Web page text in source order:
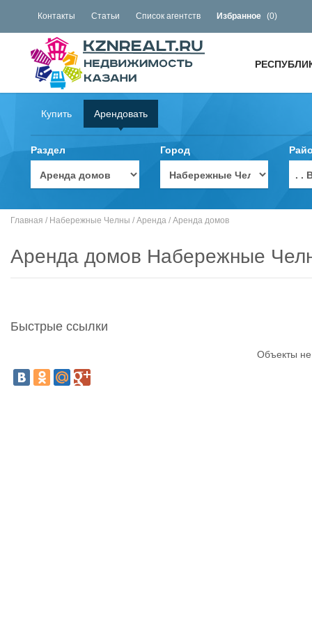
Контакты Статьи Список агентств Избранное (0)
Купить Арендовать
Раздел Город
. .
Главная / Набережные Челны / Аренда / Аренда домов
Аренда домов Набережные
Быстрые ссылки
Объекты